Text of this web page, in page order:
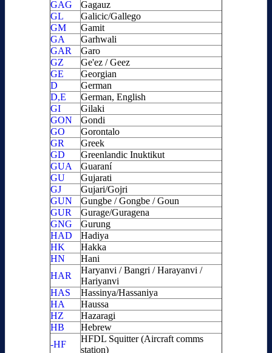
GAG
Gagauz
GL
Galicic/Gallego
GM
Gamit
GA
Garhwali
GAR
Garo
GZ
Ge'ez / Geez
GE
Georgian
D
German
D,E
German, English
GI
Gilaki
GON
Gondi
GO
Gorontalo
GR
Greek
GD
Greenlandic Inuktikut
GUA
Guaraní
GU
Gujarati
GJ
Gujari/Gojri
GUN
Gungbe / Gongbe / Goun
GUR
Gurage/Guragena
GNG
Gurung
HAD
Hadiya
HK
Hakka
HN
Hani
HAR
Haryanvi / Bangri / Harayanvi /
Hariyanvi
HAS
Hassinya/Hassaniya
HA
Haussa
HZ
Hazaragi
HB
Hebrew
-HF
HFDL Squitter (Aircraft comms
station)